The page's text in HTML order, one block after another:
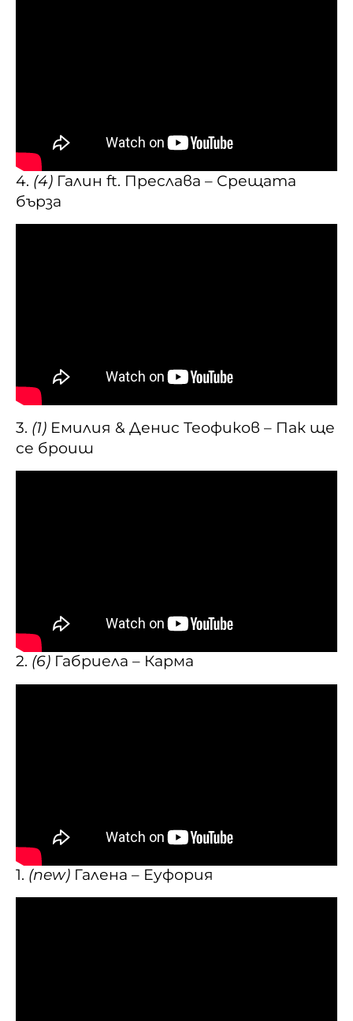
4. (4) Галин ft. Преслава – Срещата
бърза
3. (1) Емилия & Денис Теофиков – Пак ще
се броиш
2. (6) Габриела – Карма
1. (new) Галена – Еуфория